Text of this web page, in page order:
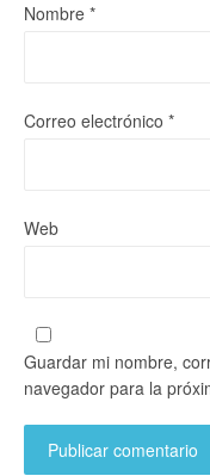
Nombre *
Correo electrónico *
Web
Guardar mi nombre,
navegador para la